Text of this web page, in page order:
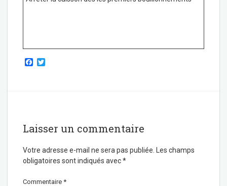
F
Laisser un commentaire
Votre adresse e-mail ne sera pas publiée.
Les champs
obligatoires sont indiqués avec*
Commentaire *